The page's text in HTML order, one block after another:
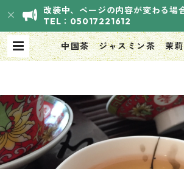
改装中、ページの内容が変わる場
TEL：05017221612
中国茶 ジャスミン茶 茉
銀毫インハオウ 100ｇ |